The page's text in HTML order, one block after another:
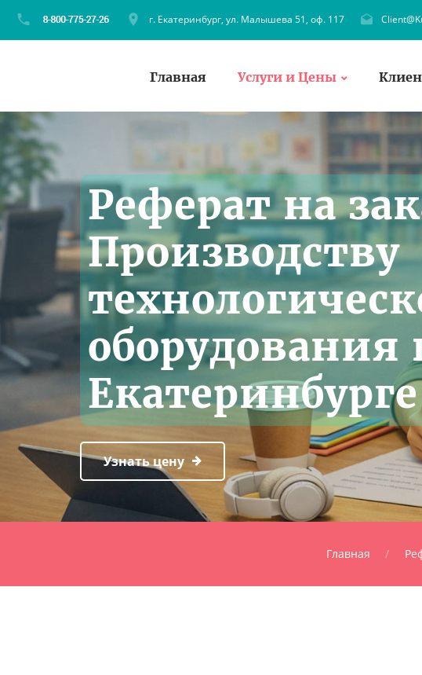
г. Екатеринбург, ул. Малышева 51, оф. 117
Главная Услуги и Цены
Реферат на
Производству
оборудования
Екатеринбурге
Узнать цену
Главная